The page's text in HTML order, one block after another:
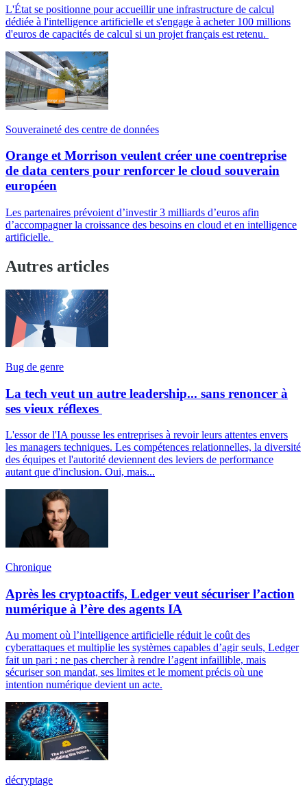
L'État se positionne pour accueillir une infrastructure de calcul
dédiée à l'intelligence artificielle et s'engage à acheter 100 millions
d'euros de capacités de calcul si un projet français est retenu.
Souveraineté des centre de données
Orange et Morrison veulent créer une coentreprise
de data centers pour renforcer le cloud souverain
européen
Les partenaires prévoient d’investir 3 milliards d’euros afin
d’accompagner la croissance des besoins en cloud et en intelligence
artificielle.
Autres articles
Bug de genre
La tech veut un autre leadership... sans renoncer à
ses vieux réflexes
L'essor de l'IA pousse les entreprises à revoir leurs attentes envers
les managers techniques. Les compétences relationnelles, la diversité
des équipes et l'autorité deviennent des leviers de performance
autant que d'inclusion. Oui, mais...
Chronique
Après les cryptoactifs, Ledger veut sécuriser l’action
numérique à l’ère des agents IA
Au moment où l’intelligence artificielle réduit le coût des
cyberattaques et multiplie les systèmes capables d’agir seuls, Ledger
fait un pari : ne pas chercher à rendre l’agent infaillible, mais
sécuriser son mandat, ses limites et le moment précis où une
intention numérique devient un acte.
décryptage